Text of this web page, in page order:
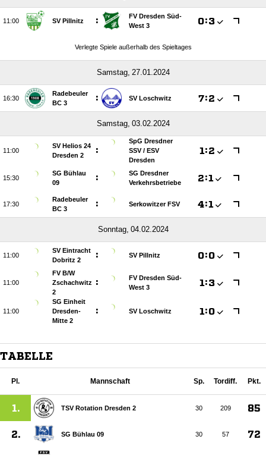
 SV Pillnitz :
FV Dresden Süd-
West 3
:
Verlegte Spiele außerhalb des Spieltages
 

Radebeuler
BC 3
: SV Loschwitz :
 

SV Helios 24
Dresden 2
:
SpG Dresdner
SSV /​ ESV
Dresden
 :

SG Bühlau
09
:
SG Dresdner
Verkehrsbetriebe
:

Radebeuler
BC 3
: Serkowitzer FSV :
 

SV Eintracht
Dobritz 2
: SV Pillnitz :

FV B/​W
Zschachwitz
2
:
FV Dresden Süd-
West 3
 :

SG Einheit
Dresden-
Mitte 2
: SV Loschwitz  :
TABELLE
Pl. Mannschaft Sp. Tordiff. Pkt.
1. TSV Rotation Dresden 2 30 209 85
2. SG Bühlau 09 30 57 72